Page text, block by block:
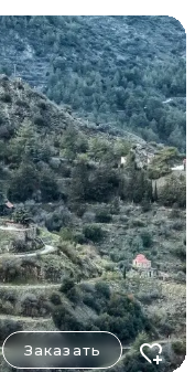
Заказать